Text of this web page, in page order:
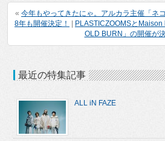
« 今年もやってきたにゃ。アルカラ主催「ネ
8年も開催決定！
| PLASTICZOOMSと
OLD BURN」の開催が決
最近の特集記事
ALL iN FAZE